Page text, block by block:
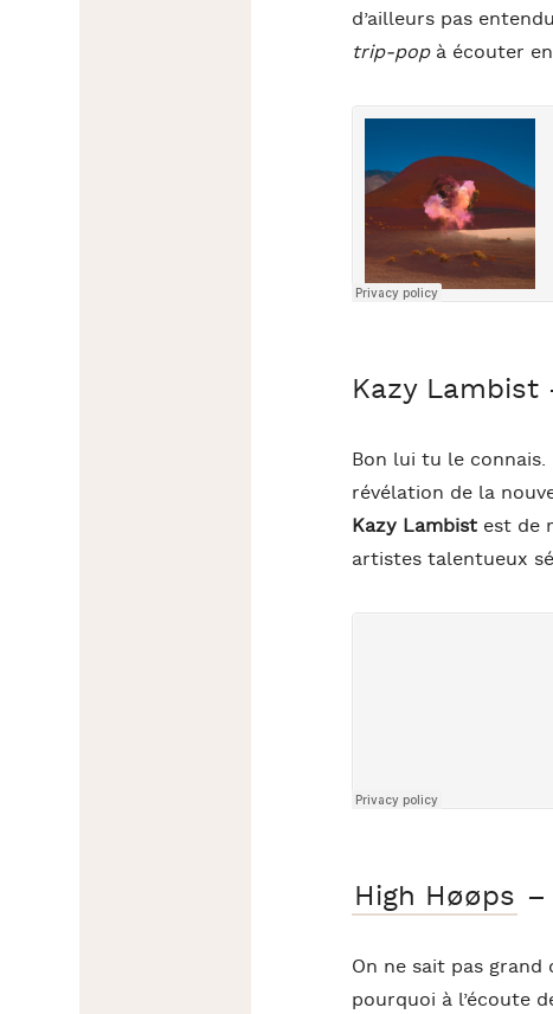
d’ailleurs pas
trip-pop à écouter
Kazy Lambist
Bon lui tu le
révélation de la
Kazy Lambist est de
artistes talentueux
High Høøps
On ne sait pas
pourquoi à l’écoute